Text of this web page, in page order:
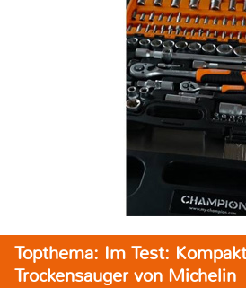
Topthema: Im Test:
Trockensauger von Michelin